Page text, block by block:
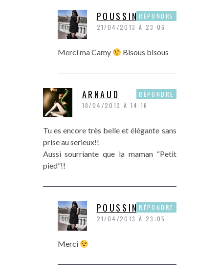
POUSSINE
21/04/2013 À 23:06
Merci ma Camy Bisous bisous
RÉPONDRE
ARNAUD
18/04/2013 À 14:16
Tu es encore très belle et élégante sans
prise au serieux!!
Aussi sourriante que la maman “Petit
pied”!!
RÉPONDRE
POUSSINE
21/04/2013 À 23:05
Merci
RÉPONDRE